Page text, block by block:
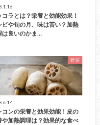
コラとは？栄養と効能効果！
ピや旬の月、味は苦い？加熱
は良いのかま…
野菜
コンの栄養と効果効能！皮の
や加熱調理は？効果的な食べ